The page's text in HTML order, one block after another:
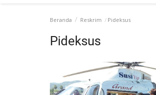
Beranda Reskrim Pideksus
Pideksus